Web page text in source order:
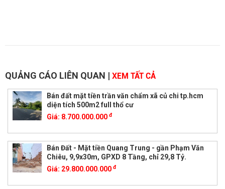
QUẢNG CÁO LIÊN QUAN | XEM TẤT CẢ
Bán đất mặt tiền trần văn chẩm xã củ chi tp.hcm
diện tích 500m2 full thổ cư
Giá: 8.700.000.000 đ
Bán Đất - Mặt tiền Quang Trung - gần Phạm Văn
Chiêu, 9,9x30m, GPXD 8 Tầng, chỉ 29,8 Tỷ.
Giá: 29.800.000.000 đ